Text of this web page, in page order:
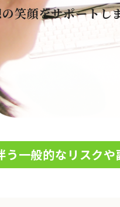
笑顔をサポートし
う一般的なリスク